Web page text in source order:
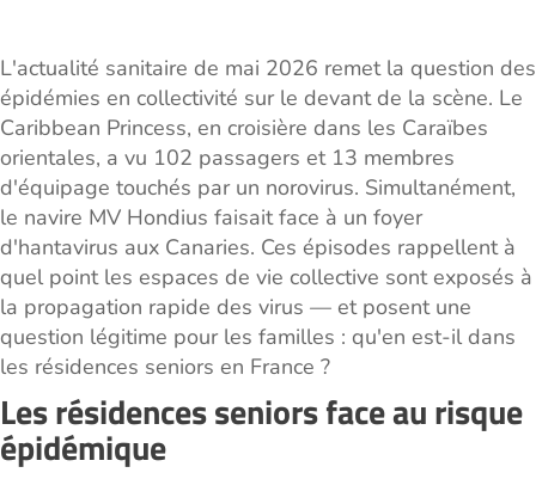
L'actualité sanitaire de mai 2026 remet la question des
épidémies en collectivité sur le devant de la scène. Le
Caribbean Princess, en croisière dans les Caraïbes
orientales, a vu 102 passagers et 13 membres
d'équipage touchés par un norovirus. Simultanément,
le navire MV Hondius faisait face à un foyer
d'hantavirus aux Canaries. Ces épisodes rappellent à
quel point les espaces de vie collective sont exposés à
la propagation rapide des virus — et posent une
question légitime pour les familles : qu'en est-il dans
les résidences seniors en France ?
Les résidences seniors face au risque
épidémique